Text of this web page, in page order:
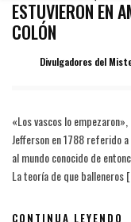
ESTUVIERON EN
COLÓN
Divulgadores del
«Los vascos lo
Jefferson en 1788 referido
al mundo conocido de
La teoría de que balleneros
CONTINUA LEYENDO